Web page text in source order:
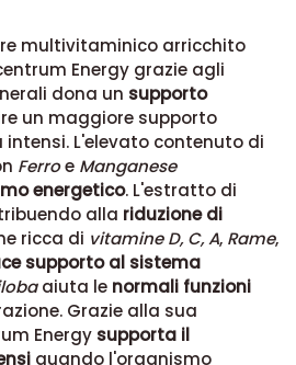
multivitaminico arricchito
Energy grazie agli
dona un supporto
un maggiore supporto
L'elevato contenuto di
Ferroe Manganese
energetico. L'estratto di
alla riduzione di
ricca di vitamine D, C, A, Rame,
supporto al sistema
aiuta le normali funzioni
Grazie alla sua
Energy supporta il
quando l'organismo